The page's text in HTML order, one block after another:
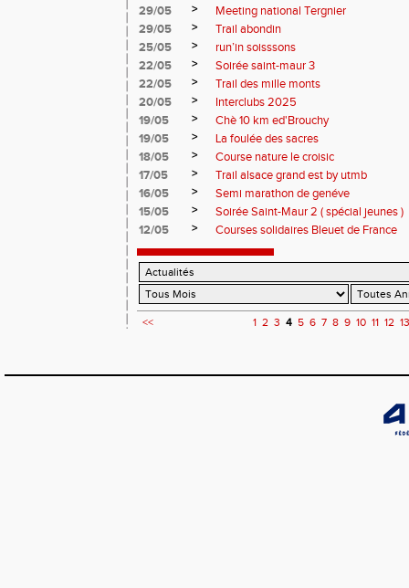
29/05
>
Meeting national Tergnier
29/05
>
Trail abondin
25/05
>
run’in soisssons
22/05
>
Soirée saint-maur 3
22/05
>
Trail des mille monts
20/05
>
Interclubs 2025
19/05
>
Chè 10 km ed'Brouchy
19/05
>
La foulée des sacres
18/05
>
Course nature le croisic
17/05
>
Trail alsace grand est by utmb
16/05
>
Semi marathon de genéve
15/05
>
Soirée Saint-Maur 2 ( spécial jeunes )
12/05
> Courses solidaires Bleuet de France
<< 1 2 3 4 5 6 7 8 9 10 11 12 13